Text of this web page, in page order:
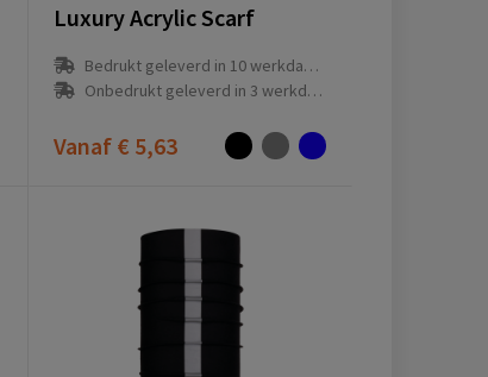
Luxury Acrylic Scarf
Bedrukt geleverd in 10 werkdag(en)
Onbedrukt geleverd in 3 werkdag(en)
Vanaf € 5,63